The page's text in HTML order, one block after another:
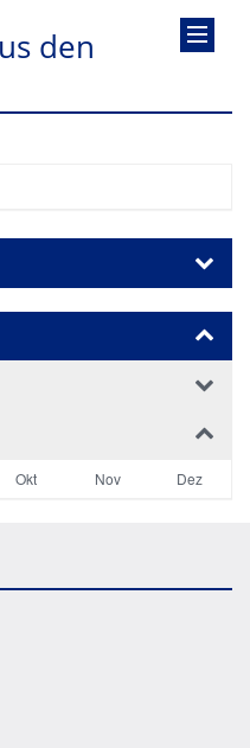
den
Okt Nov Dez